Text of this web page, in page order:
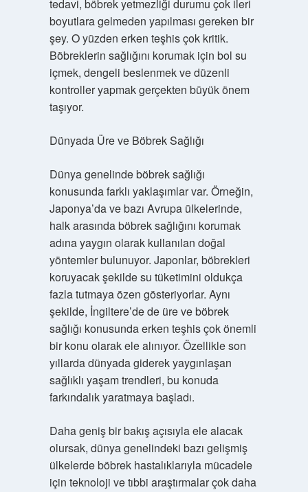
tedavi, böbrek yetmezliği durumu çok ileri
boyutlara gelmeden yapılması gereken bir
şey. O yüzden erken teşhis çok kritik.
Böbreklerin sağlığını korumak için bol su
içmek, dengeli beslenmek ve düzenli
kontroller yapmak gerçekten büyük önem
taşıyor.
Dünyada Üre ve Böbrek Sağlığı
Dünya genelinde böbrek sağlığı
konusunda farklı yaklaşımlar var. Örneğin,
Japonya’da ve bazı Avrupa ülkelerinde,
halk arasında böbrek sağlığını korumak
adına yaygın olarak kullanılan doğal
yöntemler bulunuyor. Japonlar, böbrekleri
koruyacak şekilde su tüketimini oldukça
fazla tutmaya özen gösteriyorlar. Aynı
şekilde, İngiltere’de de üre ve böbrek
sağlığı konusunda erken teşhis çok önemli
bir konu olarak ele alınıyor. Özellikle son
yıllarda dünyada giderek yaygınlaşan
sağlıklı yaşam trendleri, bu konuda
farkındalık yaratmaya başladı.
Daha geniş bir bakış açısıyla ele alacak
olursak, dünya genelindeki bazı gelişmiş
ülkelerde böbrek hastalıklarıyla mücadele
için teknoloji ve tıbbi araştırmalar çok daha